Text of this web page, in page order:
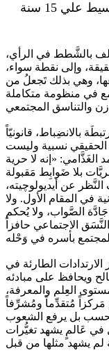
بالشَّطط في الرأي،
وإلى نقطة سواء،
وهي بذلك تَجعلُ من
في منظومة متكاملة
بالانضِباط، قانونيّاً
الحقيقي نسبية وليست
الغَذَّامي: «إنه لا حرية
بلا ضَوابِط مَقبولة
عن أيديولوچيته،
في المقام الأول. ولا
الصَّواب، ولا يُحكم
الاجتماعي حافزاً
الارتدادات الطارئة في
ويحافظ على مبادئه
العِلم والمعرفة،
مَركزاً مُتقدِّماً ومُشرِّفاً
فحسب بل يرفع الشعوب
في عَالمٍ يشهد تغيُّرات